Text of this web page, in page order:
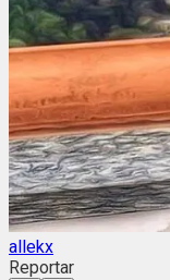
allekx
Reportar